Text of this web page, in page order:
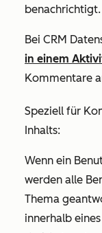
benachrichtigt.
Bei CRM
in einem
Kommentare
Speziell für
Inhalts:
Wenn ein
werden alle
Thema
innerhalb